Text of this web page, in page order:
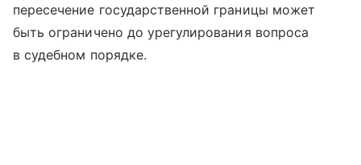
пересечение государственной границы может
быть ограничено до урегулирования вопроса
в судебном порядке.